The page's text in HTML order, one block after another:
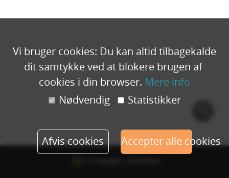
Vi bruger cookies: Du kan altid tilbagekalde
dit samtykke ved at blokere brugen af ​​
cookies i din browser. Mere info
Nødvendig
Statistikker
Afvis cookies Accepter alle cookies